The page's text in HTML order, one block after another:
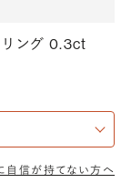
リング 0.3ct
自信が持てない方へ